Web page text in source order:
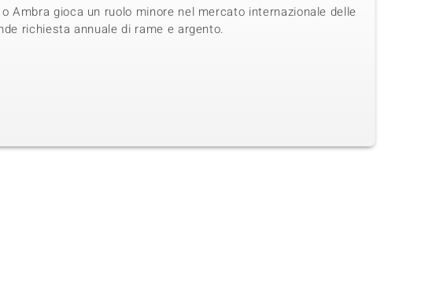
Ambra gioca un ruolo minore nel mercato internazionale delle
richiesta annuale di rame e argento.